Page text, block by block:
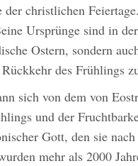
christlichen
Ursprünge sind in
Ostern, sondern
des Frühlings
sich von dem von
und der
Gott, den sie
mehr als 2000